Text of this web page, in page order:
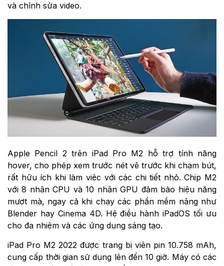
và chỉnh sửa video.
Apple Pencil 2 trên iPad Pro M2 hỗ trợ tính năng
hover, cho phép xem trước nét vẽ trước khi chạm bút,
rất hữu ích khi làm việc với các chi tiết nhỏ. Chip M2
với 8 nhân CPU và 10 nhân GPU đảm bảo hiệu năng
mượt mà, ngay cả khi chạy các phần mềm nặng như
Blender hay Cinema 4D. Hệ điều hành iPadOS tối ưu
cho đa nhiệm và các ứng dụng sáng tạo.
iPad Pro M2 2022 được trang bị viên pin 10.758 mAh,
cung cấp thời gian sử dụng lên đến 10 giờ. Máy có các